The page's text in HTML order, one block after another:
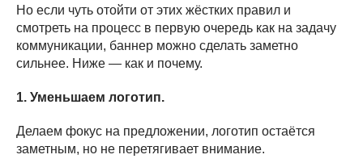
Но если чуть отойти от этих жёстких правил и
смотреть на процесс в первую очередь как на задачу
коммуникации, баннер можно сделать заметно
сильнее. Ниже — как и почему.
1. Уменьшаем логотип.
Делаем фокус на предложении, логотип остаётся
заметным, но не перетягивает внимание.